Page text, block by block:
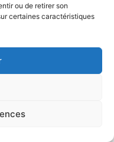
ou de retirer son
certaines caractéristiques